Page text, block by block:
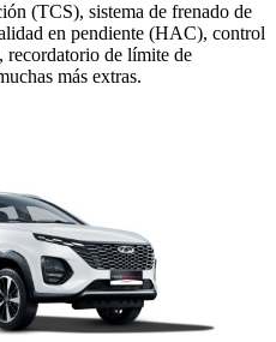
(TCS), sistema de frenado de
en pendiente (HAC), control
recordatorio de límite de
más extras.